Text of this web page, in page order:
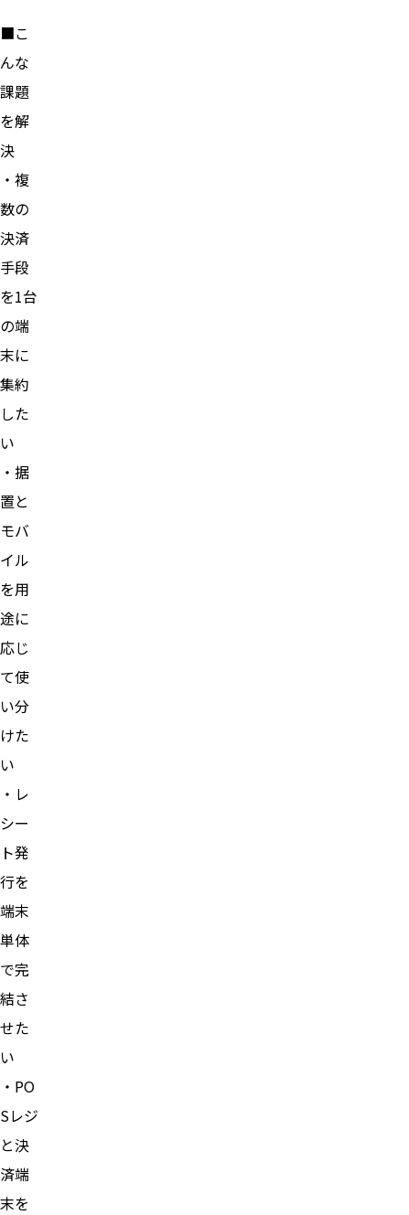
■こ
んな
課題
を解
決
・複
数の
決済
手段
を1台
の端
末に
集約
した
い
・据
置と
モバ
イル
を用
途に
応じ
て使
い分
けた
い
・レ
シー
ト発
行を
端末
単体
で完
結さ
せた
い
・PO
Sレジ
と決
済端
末を